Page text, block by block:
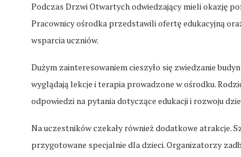
Podczas Drzwi Otwartych odwiedzający mieli okazję
Pracownicy ośrodka przedstawili ofertę edukacyjną
wsparcia uczniów.
Dużym zainteresowaniem cieszyło się zwiedzanie
wyglądają lekcje i terapia prowadzone w ośrodku.
odpowiedzi na pytania dotyczące edukacji i rozwoju
Na uczestników czekały również dodatkowe atrakcje.
przygotowane specjalnie dla dzieci. Organizatorzy